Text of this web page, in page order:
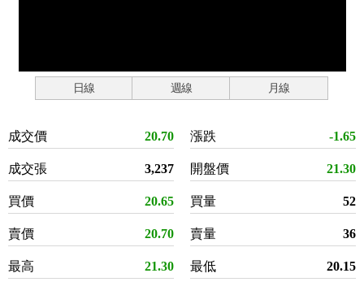
日線 週線 月線
成交價 20.70
成交張 3,237
買價 20.65
賣價 20.70
最高 21.30
漲跌 -1.65
開盤價 21.30
買量 52
賣量 36
最低 20.15